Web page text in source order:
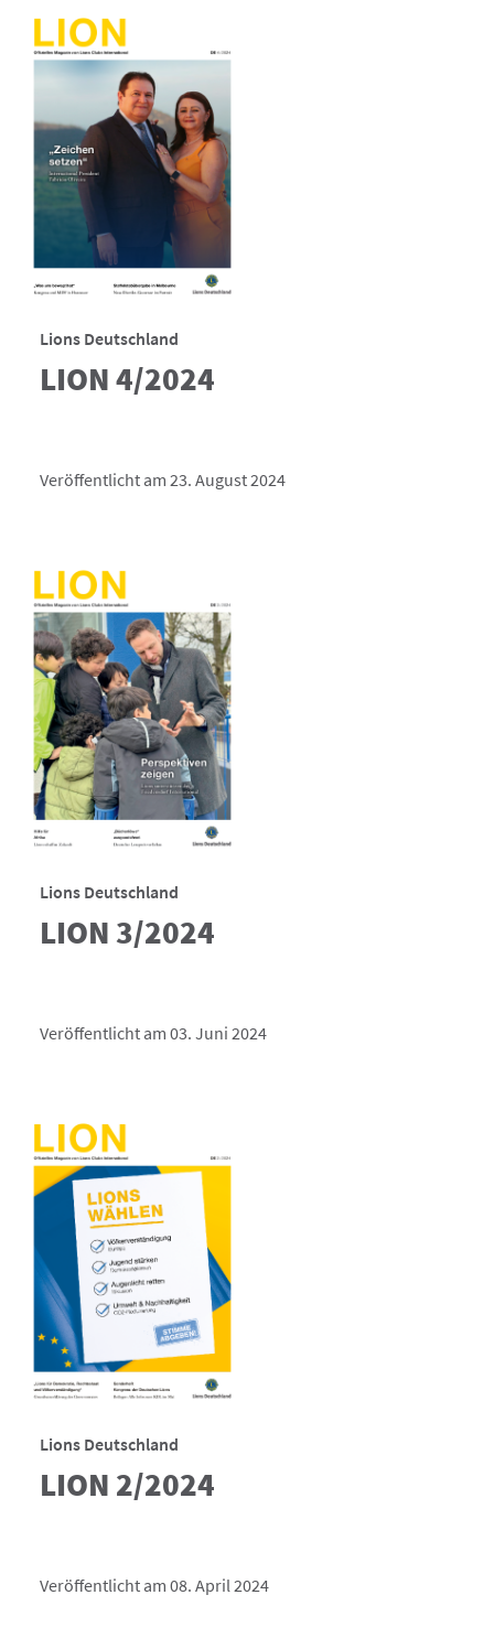
Lions Deutschland
LION 4/2024
Veröffentlicht am 23. August 2024
Lions Deutschland
LION 3/2024
Veröffentlicht am 03. Juni 2024
Lions Deutschland
LION 2/2024
Veröffentlicht am 08. April 2024